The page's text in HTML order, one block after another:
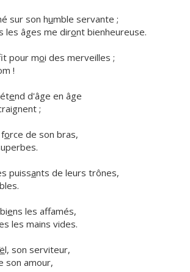
sur son humble servante ;
les âges me diront bienheureuse.
pour moi des merveilles ;
!
end d'âge en âge
;
orce de son bras,
puissants de leurs trônes,
ens les affamés,
les mains vides.
ël, son serviteur,
son amour,